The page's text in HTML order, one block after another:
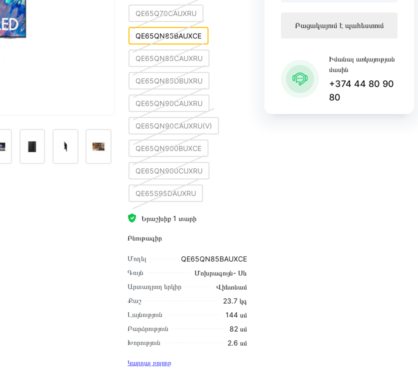
QE65Q70CAUXRU
QE65QN85BAUXCE
QE65QN85CAUXRU
QE65QN85DBUXRU
QE65QN90CAUXRU
QE65QN90CAUXRU(V)
QE65QN900BUXCE
QE65QN900CUXRU
QE65S95DAUXRU
Երաշխիք 1 տարի
Բնութագիր
Մոդել
QE65QN85BAUXCE
Գույն
Մոխրագույն- Սև
Արտադրող երկիր
Վիետնամ
Քաշ
23․7 կգ
Լայնություն
144 սմ
Բարձրություն
82 սմ
Խորություն
2․6 սմ
Կարդալ բոլորը
Բացակայում է պահեստում
Իմանալ առկայության
մասին
+374 44 80 90
80